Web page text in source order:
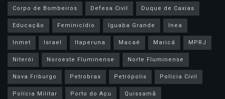
Corpo de Bombeiros
Defesa Civil
Duque de Caxias
Educação
Feminicídio Iguaba Grande
Inea
Inmet
Israel Itaperuna Macaé Maricá
MPRJ
Niterói
Noroeste Fluminense
Norte Fluminense
Nova Friburgo
Petrobras Petrópolis
Polícia Civil
Polícia Militar
Porto do Açu
Quissamã